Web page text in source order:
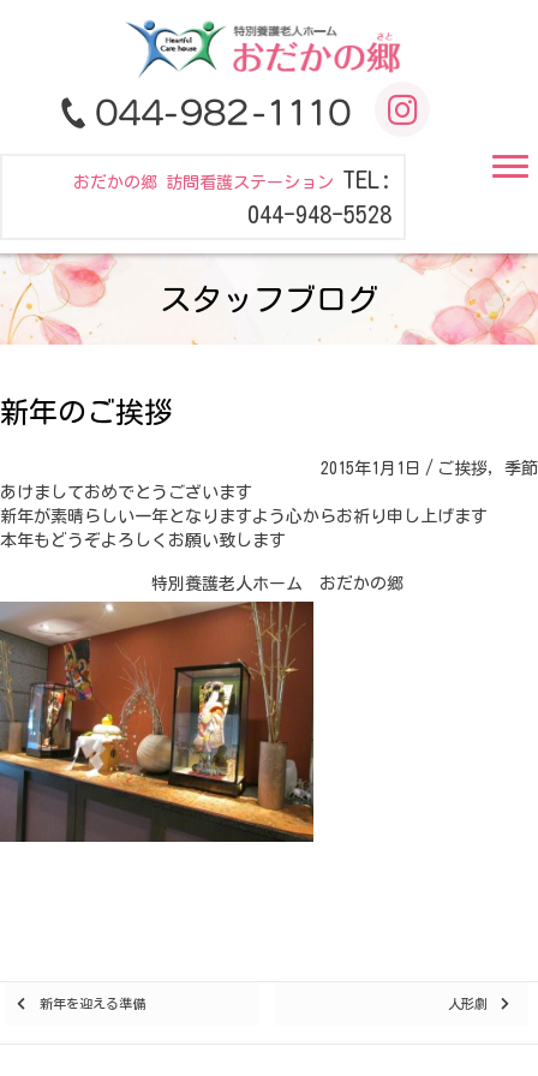
おだかの郷 訪問看護ステーション TEL:
044-948-5528
スタッフブログ
新年のご挨拶
2015年1月1日 / ご挨拶, 季節
あけましておめでとうございます
新年が素晴らしい一年となりますよう心からお祈り申し上げます
本年もどうぞよろしくお願い致します
特別養護老人ホーム おだかの郷
Posts新年を迎える準備 人形劇